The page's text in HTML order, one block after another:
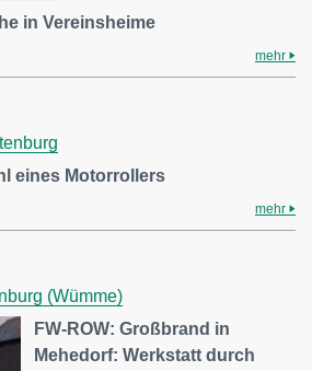
in Vereinsheime
mehr
eines Motorrollers
mehr
(Wümme)
FW-ROW: Großbrand in
Mehedorf: Werkstatt durch